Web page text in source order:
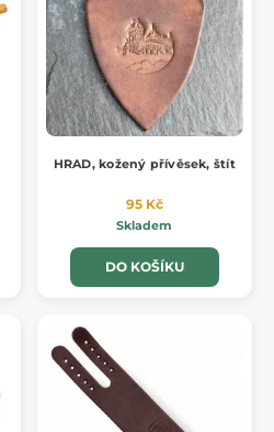
HRAD, kožený přívěsek, štít
95 Kč
Skladem
DO KOŠÍKU